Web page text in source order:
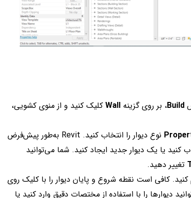
Build، بر روی گزینه Wall کلیک کنید و از منوی کشویی،
نوع دیوار را انتخاب کنید. Revit به‌طور پیش‌فرض
کنید یا یک دیوار جدید ایجاد کنید. شما می‌توانید
تغییر دهید.
کنید. کافی است نقطه شروع و پایان دیوار را با کلیک روی
را با استفاده از مختصات دقیق وارد کنید یا